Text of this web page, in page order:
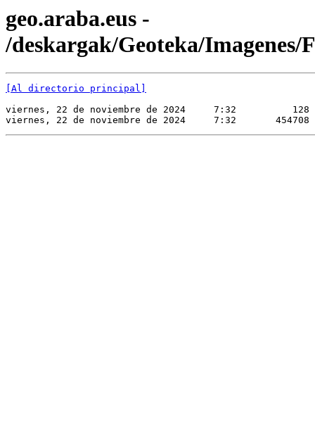
geo.araba.eus -
/deskargak/Geoteka/
[Al directorio principal]
viernes, 22 de noviembre de 2024     7:32          128
viernes, 22 de noviembre de 2024     7:32       454708